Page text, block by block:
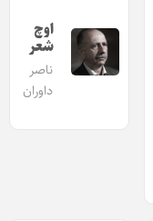
اوچ
شعر
ناصر
داوران